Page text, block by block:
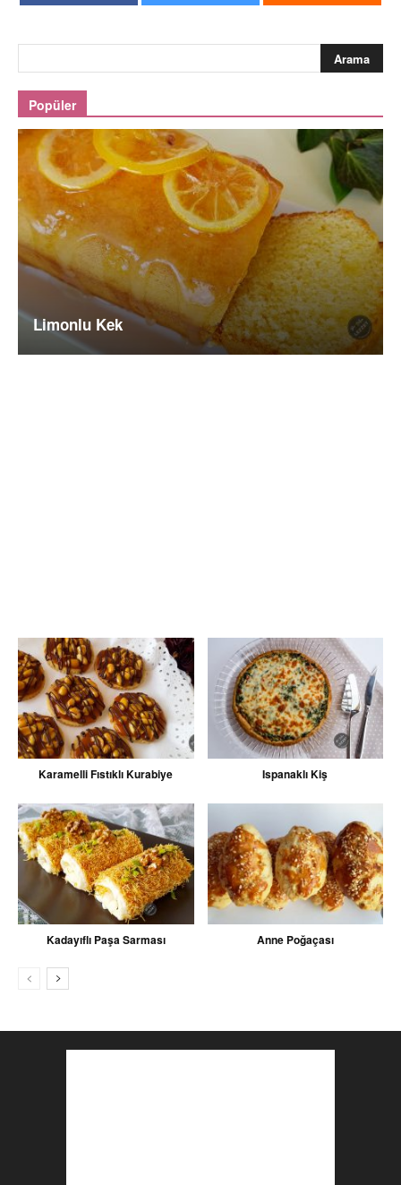
Popüler
Limonlu Kek
Karamelli Fıstıklı Kurabiye Ispanaklı Kiş
Kadayıflı Paşa Sarması Anne Poğaçası